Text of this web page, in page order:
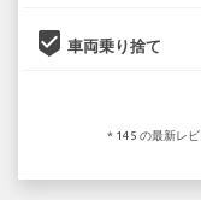
beenhere 車両乗り捨て
* 145 の最新レ